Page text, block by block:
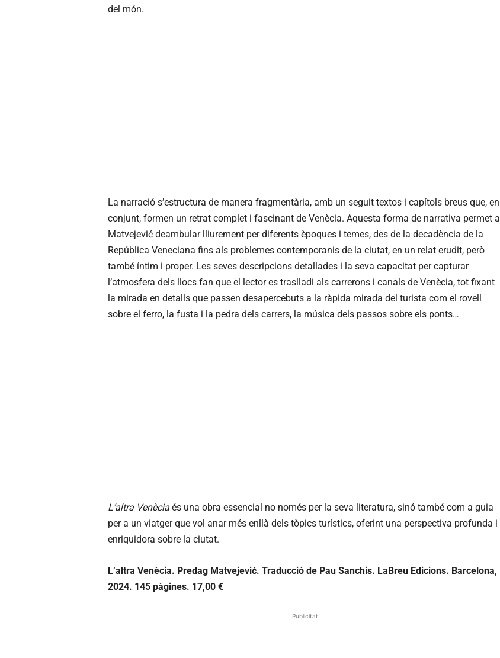
del món.
La narració s’estructura de manera fragmentària, amb un seguit textos i capítols breus que, en
conjunt, formen un retrat complet i fascinant de Venècia. Aquesta forma de narrativa permet a
Matvejević deambular lliurement per diferents èpoques i temes, des de la decadència de la
República Veneciana fins als problemes contemporanis de la ciutat, en un relat erudit, però
també íntim i proper. Les seves descripcions detallades i la seva capacitat per capturar
l’atmosfera dels llocs fan que el lector es traslladi als carrerons i canals de Venècia, tot fixant
la mirada en detalls que passen desapercebuts a la ràpida mirada del turista com el rovell
sobre el ferro, la fusta i la pedra dels carrers, la música dels passos sobre els ponts…
L’altra Venècia és una obra essencial no només per la seva literatura, sinó també com a guia
per a un viatger que vol anar més enllà dels tòpics turístics, oferint una perspectiva profunda i
enriquidora sobre la ciutat.
L’altra Venècia. Predag Matvejević. Traducció de Pau Sanchis. LaBreu Edicions. Barcelona,
2024. 145 pàgines. 17,00 €
Publicitat